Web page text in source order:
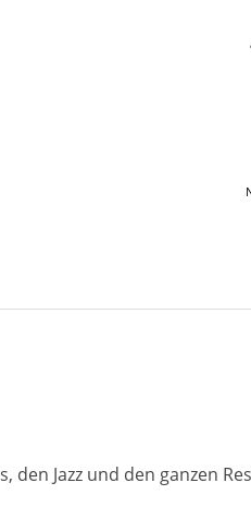
den Jazz und den ganzen